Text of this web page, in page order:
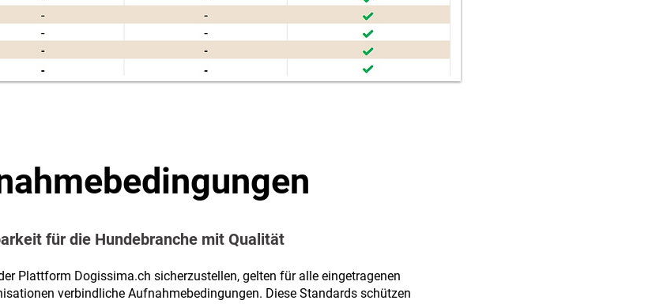
für die Hundebranche mit Qualität
Plattform Dogissima.ch sicherzustellen, gelten für alle eingetragenen
verbindliche Aufnahmebedingungen. Diese Standards schützen